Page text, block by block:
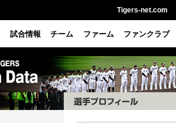
Tigers-net.com
試合情報 チーム ファーム ファンクラブ